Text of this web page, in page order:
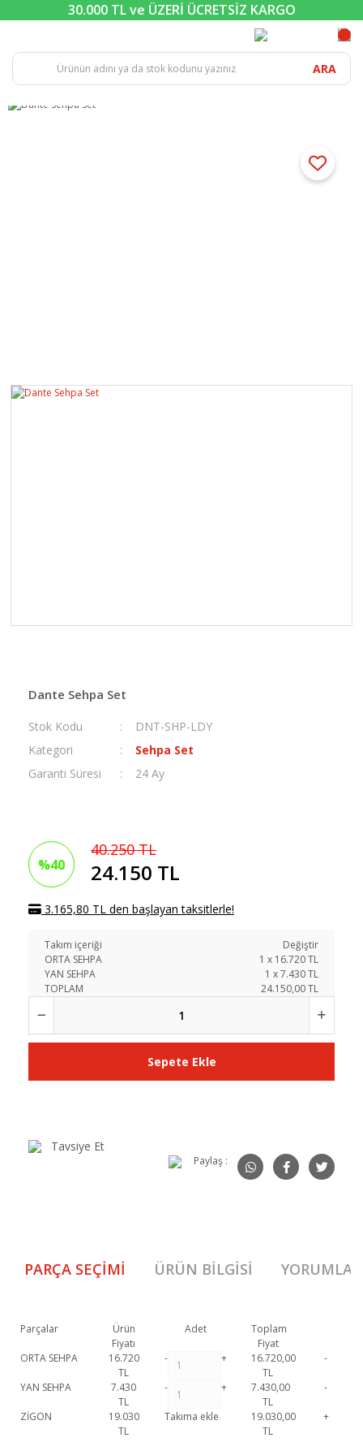
30.000 TL ve ÜZERİ ÜCRETSİZ KARGO
ARA
Dante Sehpa Set
Stok Kodu
DNT-SHP-LDY
Kategori
Sehpa Set
Garanti Süresi
24 Ay
%40
40.250 TL
24.150 TL
3.165,80 TL den başlayan taksitlerle!
Takım içeriği
Değiştir
ORTA SEHPA
1 x 16.720TL
YAN SEHPA
1 x7.430TL
TOPLAM
24.150,00 TL
Sepete Ekle
Tavsiye Et
Paylaş :
PARÇA SEÇIMI ÜRÜN BILGISI YORUMLAR
Parçalar
Ürün
Fiyatı
Adet
Toplam
Fiyat
ORTA SEHPA
16.720
TL
- +
16.720,00
TL
-
YAN SEHPA
7.430
TL
- +
7.430,00
TL
-
ZİGON
19.030
TL
Takıma ekle
19.030,00
TL
+